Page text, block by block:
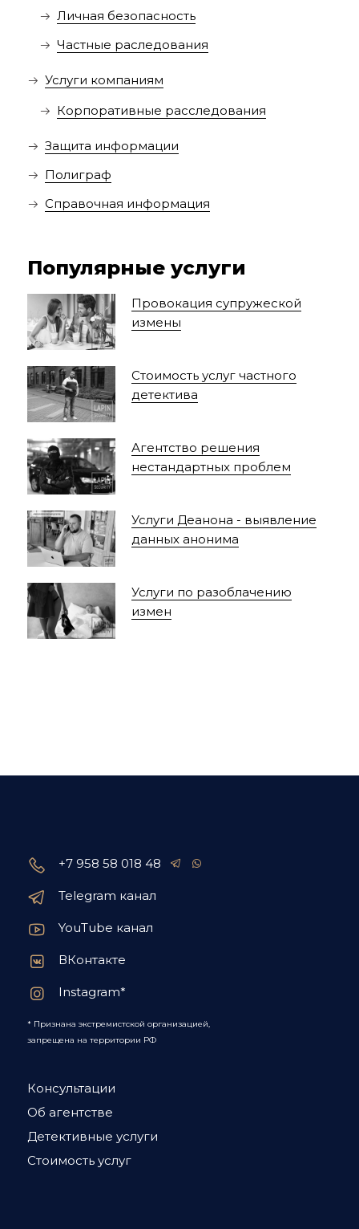
Личная безопасность
Частные раследования
Услуги компаниям
Корпоративные расследования
Защита информации
Полиграф
Справочная информация
Популярные услуги
Провокация супружеской
измены
Стоимость услуг частного
детектива
Агентство решения
нестандартных проблем
Услуги Деанона - выявление
данных анонима
Услуги по разоблачению
измен
+7 958 58 018 48
Telegram канал
YouTube канал
ВКонтакте
Instagram*
* Признана экстремистской организацией,
запрещена на территории РФ
Консультации
Об агентстве
Детективные услуги
Стоимость услуг